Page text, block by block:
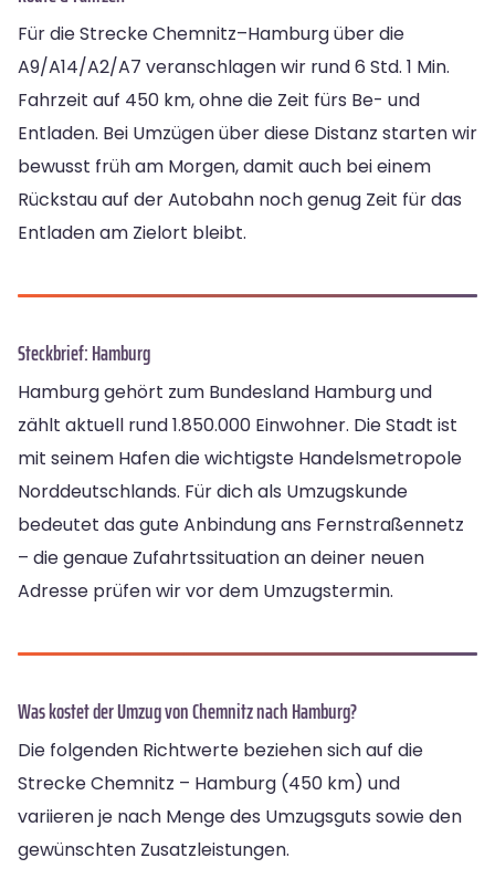
Für die Strecke Chemnitz–Hamburg über die
A9/A14/A2/A7 veranschlagen wir rund 6 Std. 1 Min.
Fahrzeit auf 450 km, ohne die Zeit fürs Be- und
Entladen. Bei Umzügen über diese Distanz starten wir
bewusst früh am Morgen, damit auch bei einem
Rückstau auf der Autobahn noch genug Zeit für das
Entladen am Zielort bleibt.
Steckbrief: Hamburg
Hamburg gehört zum Bundesland Hamburg und
zählt aktuell rund 1.850.000 Einwohner. Die Stadt ist
mit seinem Hafen die wichtigste Handelsmetropole
Norddeutschlands. Für dich als Umzugskunde
bedeutet das gute Anbindung ans Fernstraßennetz
– die genaue Zufahrtssituation an deiner neuen
Adresse prüfen wir vor dem Umzugstermin.
Was kostet der Umzug von Chemnitz nach Hamburg?
Die folgenden Richtwerte beziehen sich auf die
Strecke Chemnitz – Hamburg (450 km) und
variieren je nach Menge des Umzugsguts sowie den
gewünschten Zusatzleistungen.